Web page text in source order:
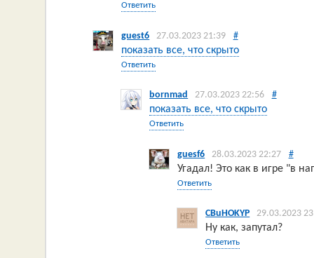
Ответить
guest6 27.03.2023 21:39 #
показать все, что скрыто
Ответить
bornmad 27.03.2023 22:56 #
показать все, что скрыто
Ответить
guesf6 28.03.2023 22:27 #
Угадал! Это как в игре "в
Ответить
CBuHOKYP 29.03.2023
Ну как, запутал?
Ответить